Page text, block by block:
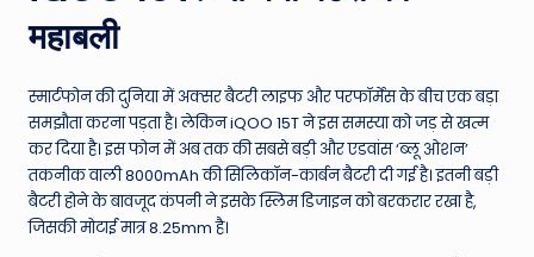
n
d
T
h
e
W
महाबली
स्मार्टफोन की दुनिया में अक्सर बैटरी लाइफ और परफॉर्मेंस के बीच एक बड़ा
समझौता करना पड़ता है। लेकिन iQOO 15T ने इस समस्या को जड़ से खत्म
कर दिया है। इस फोन में अब तक की सबसे बड़ी और एडवांस ‘ब्लू ओशन’
तकनीक वाली 8000mAh की सिलिकॉन-कार्बन बैटरी दी गई है। इतनी बड़ी
बैटरी होने के बावजूद कंपनी ने इसके स्लिम डिजाइन को बरकरार रखा है,
जिसकी मोटाई मात्र 8.25mm है।